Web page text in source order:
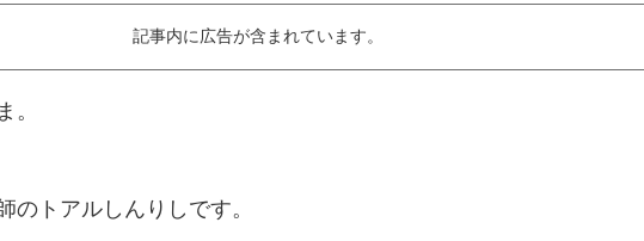
記事内に広告が含まれています。
。
のトアルしんりしです。